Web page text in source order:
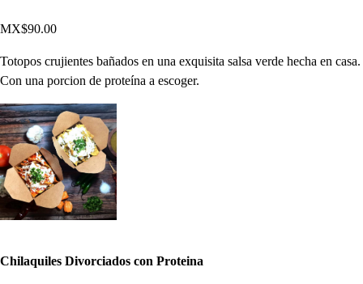
MX$90.00
Totopos crujientes bañados en una exquisita salsa verde hecha en casa.
Con una porcion de proteína a escoger.
Chilaquiles Divorciados con Proteina